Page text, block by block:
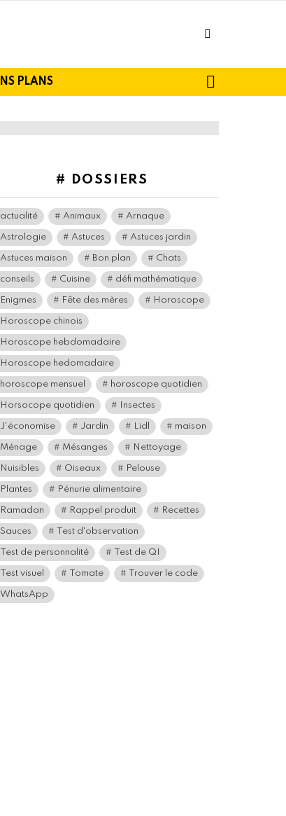
PLANS
# DOSSIERS
actualité Animaux Arnaque
Astrologie Astuces Astuces jardin
Astuces maison Bon plan Chats
conseils Cuisine défi mathématique
Enigmes Fête des mères Horoscope
Horoscope chinois
Horoscope hebdomadaire
Horoscope hedomadaire
horoscope mensuel horoscope quotidien
Horsocope quotidien Insectes
J'économise Jardin Lidl maison
Ménage Mésanges Nettoyage
Nuisibles Oiseaux Pelouse
Plantes Pénurie alimentaire
Ramadan Rappel produit Recettes
Sauces Test d'observation
Test de personnalité Test de QI
Test visuel Tomate Trouver le code
WhatsApp